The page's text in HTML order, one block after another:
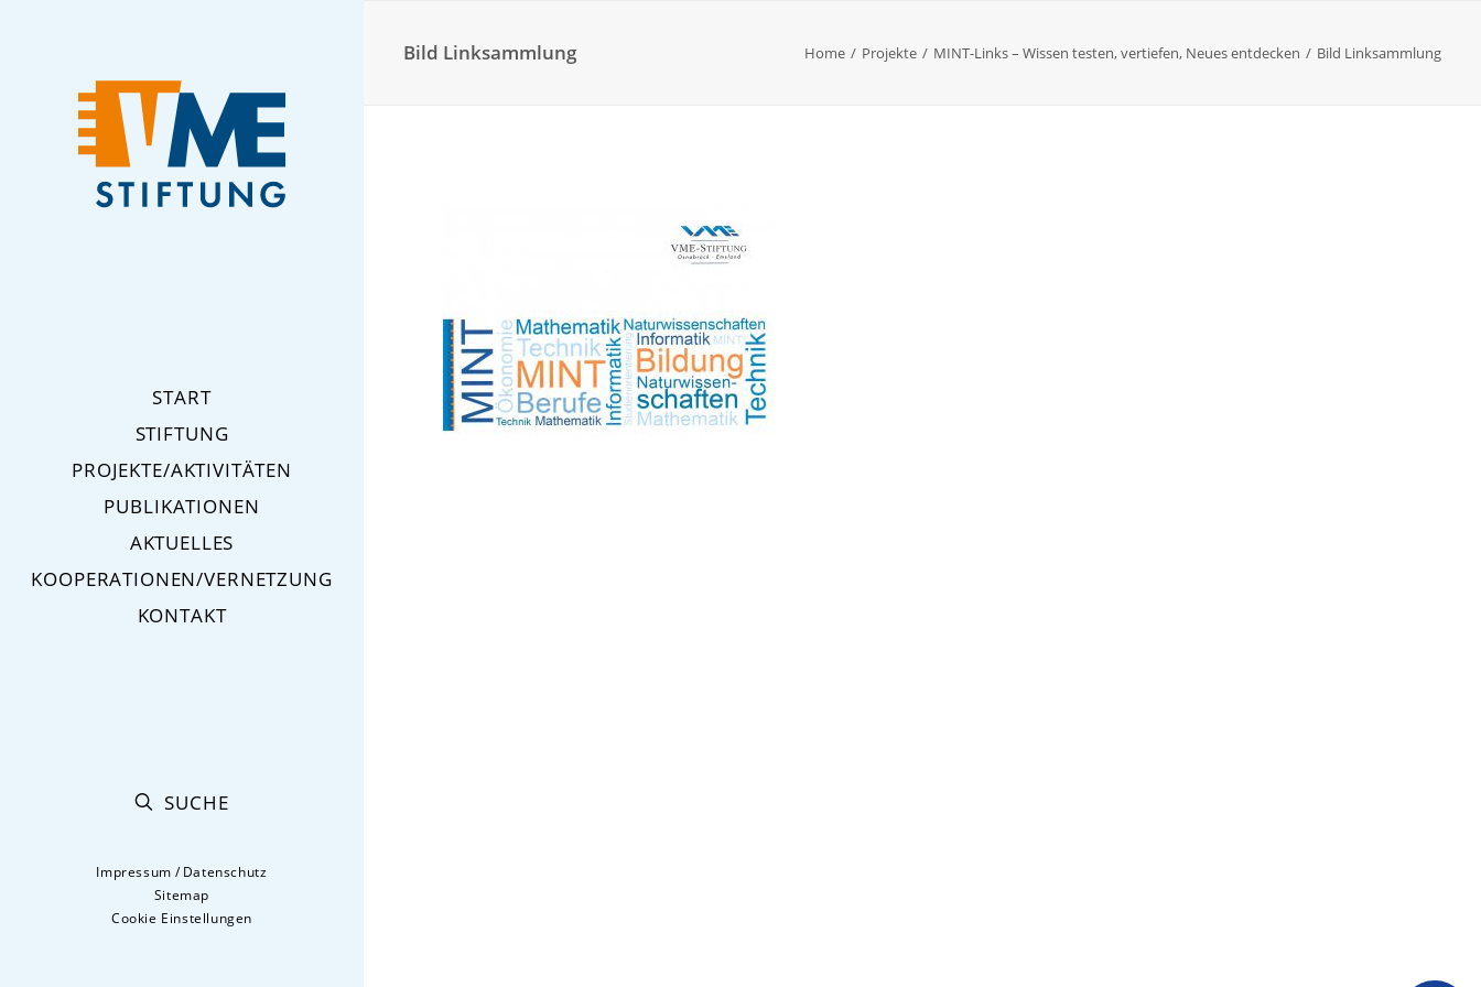
START
STIFTUNG
PROJEKTE/AKTIVITÄTEN
PUBLIKATIONEN
AKTUELLES
KOOPERATIONEN/VERNETZUNG
KONTAKT
SUCHE
Impressum /Datenschutz
Sitemap
Cookie Einstellungen
Bild Linksammlung Home Projekte MINT-Links – Wissen testen, vertiefen, Neues entdecken Bild Linksammlung